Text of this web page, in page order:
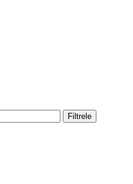
Filtrele